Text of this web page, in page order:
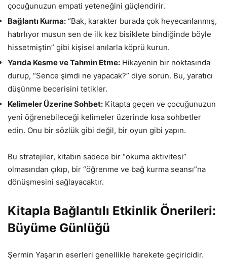
çocuğunuzun empati yeteneğini güçlendirir.
Bağlantı Kurma: “Bak, karakter burada çok heyecanlanmış,
hatırlıyor musun sen de ilk kez bisiklete bindiğinde böyle
hissetmiştin” gibi kişisel anılarla köprü kurun.
Yarıda Kesme ve Tahmin Etme: Hikayenin bir noktasında
durup, “Sence şimdi ne yapacak?” diye sorun. Bu, yaratıcı
düşünme becerisini tetikler.
Kelimeler Üzerine Sohbet: Kitapta geçen ve çocuğunuzun
yeni öğrenebileceği kelimeler üzerinde kısa sohbetler
edin. Onu bir sözlük gibi değil, bir oyun gibi yapın.
Bu stratejiler, kitabın sadece bir “okuma aktivitesi”
olmasından çıkıp, bir “öğrenme ve bağ kurma seansı”na
dönüşmesini sağlayacaktır.
Kitapla Bağlantılı Etkinlik Önerileri:
Büyüme Günlüğü
Şermin Yaşar’ın eserleri genellikle harekete geçiricidir.